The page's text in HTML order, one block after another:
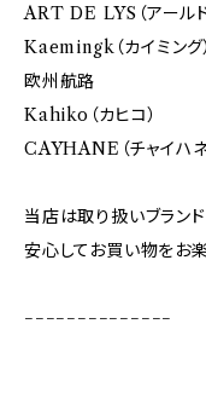
ART DE LYS（アール
Kaemingk（カイミング）
欧州航路
Kahiko（カヒコ）
CAYHANE（チャイハネ
当店は取り扱いブランド
安心してお買い物をお楽
−−−−−−−−−−−−−−